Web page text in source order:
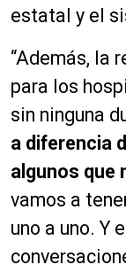
estatal y el
“Además, la
para los
sin ninguna
a diferencia
algunos que
vamos a
uno a uno. Y